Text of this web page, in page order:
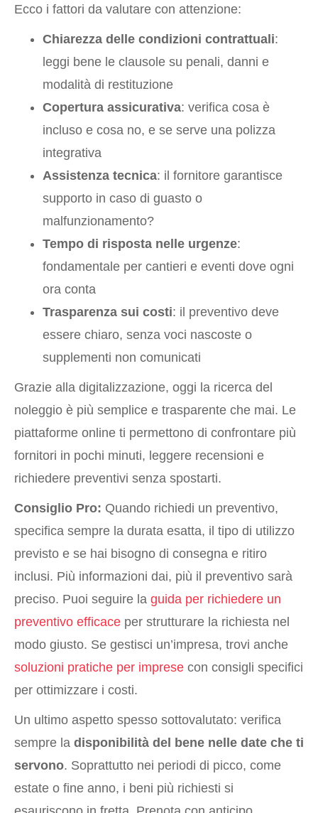
Ecco i fattori da valutare con attenzione:
Chiarezza delle condizioni contrattuali:
leggi bene le clausole su penali, danni e
modalità di restituzione
Copertura assicurativa: verifica cosa è
incluso e cosa no, e se serve una polizza
integrativa
Assistenza tecnica: il fornitore garantisce
supporto in caso di guasto o
malfunzionamento?
Tempo di risposta nelle urgenze:
fondamentale per cantieri e eventi dove ogni
ora conta
Trasparenza sui costi: il preventivo deve
essere chiaro, senza voci nascoste o
supplementi non comunicati
Grazie alla digitalizzazione, oggi la ricerca del
noleggio è più semplice e trasparente che mai. Le
piattaforme online ti permettono di confrontare più
fornitori in pochi minuti, leggere recensioni e
richiedere preventivi senza spostarti.
Consiglio Pro: Quando richiedi un preventivo,
specifica sempre la durata esatta, il tipo di utilizzo
previsto e se hai bisogno di consegna e ritiro
inclusi. Più informazioni dai, più il preventivo sarà
preciso. Puoi seguire la guida per richiedere un
preventivo efficace per strutturare la richiesta nel
modo giusto. Se gestisci un’impresa, trovi anche
soluzioni pratiche per imprese con consigli specifici
per ottimizzare i costi.
Un ultimo aspetto spesso sottovalutato: verifica
sempre la disponibilità del bene nelle date che ti
servono. Soprattutto nei periodi di picco, come
estate o fine anno, i beni più richiesti si